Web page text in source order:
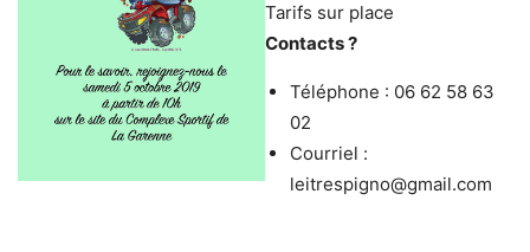
Tarifs sur place
Contacts ?
Téléphone : 06 62 58 63
02
Courriel :
leitrespigno@gmail.com